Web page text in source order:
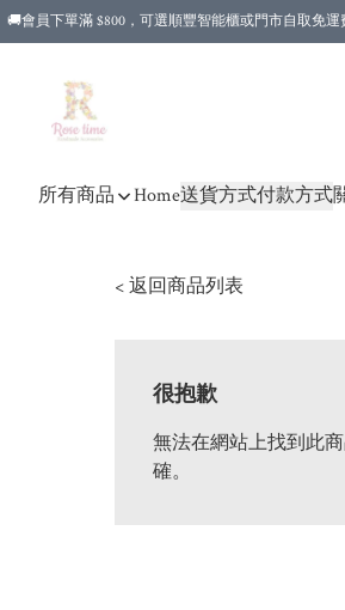
🚚會員下單滿 $800，可選順豐智能櫃或門市自取免運
所有商品 Home送貨方式付款方式
< 返回商品列表
很抱歉
無法在網站上找到此
確。